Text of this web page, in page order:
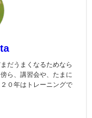
だうまくなるためなら
ら、講習会や、たまに
０年はトレーニングで